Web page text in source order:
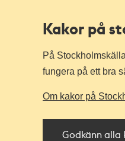
Kakor på
På
fungera på ett bra
Om kakor på
Godkänn alla